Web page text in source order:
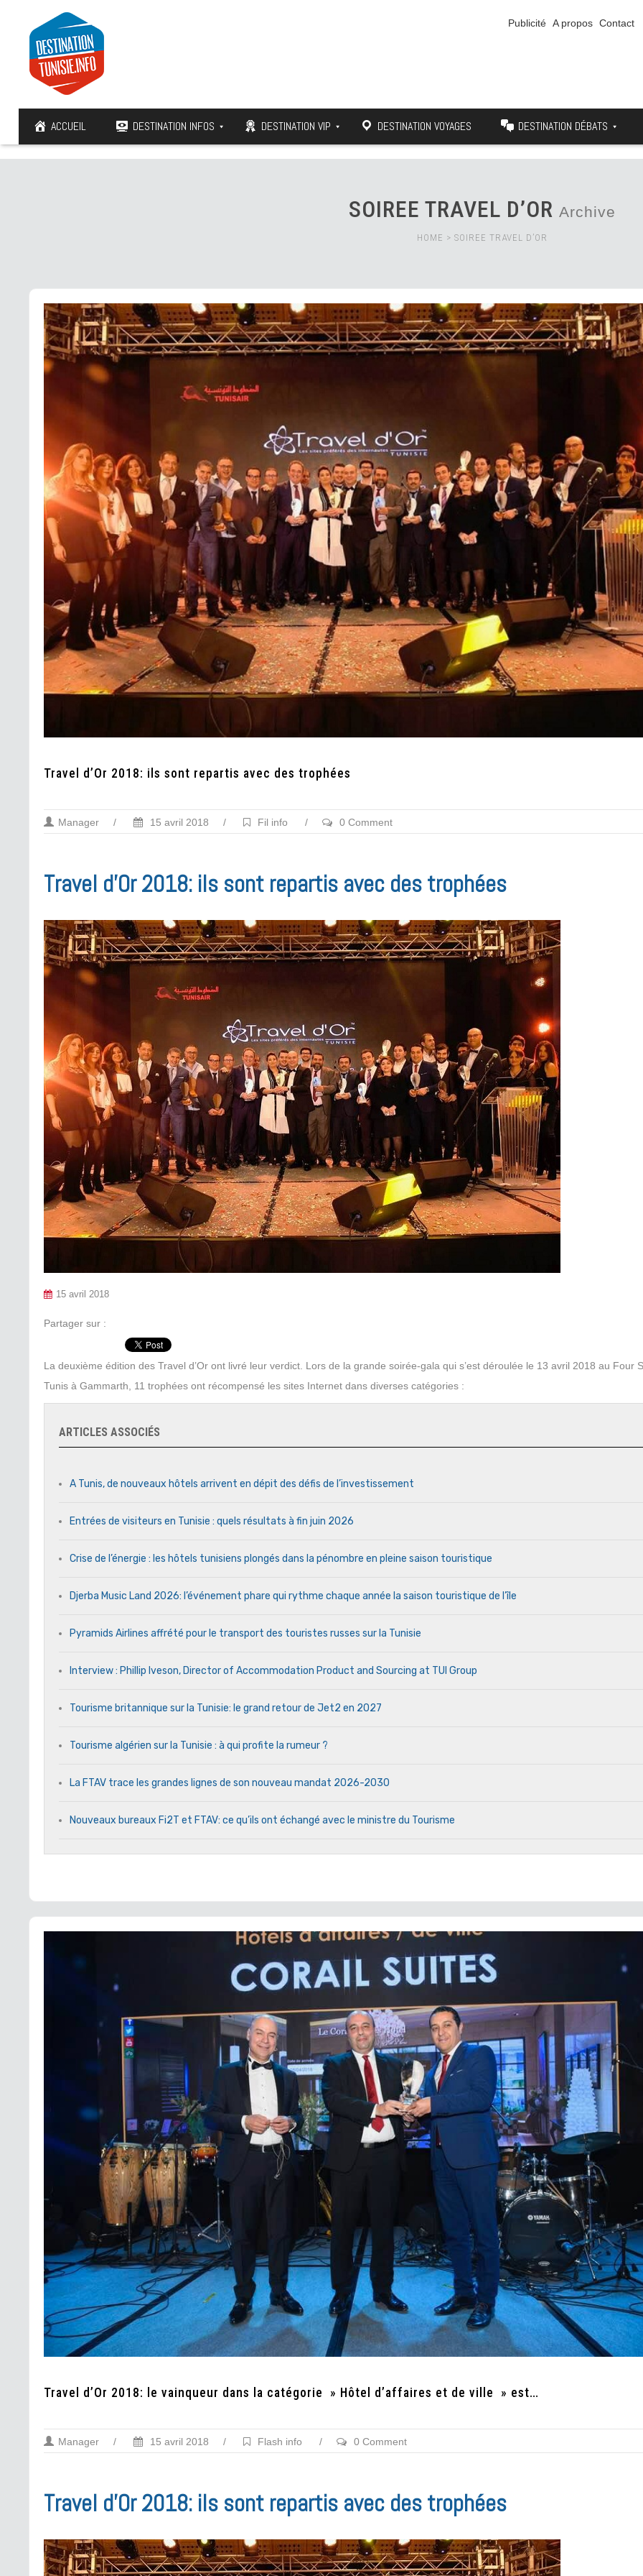
Publicité A propos Contact
ACCUEIL DESTINATION INFOS DESTINATION VIP DESTINATION VOYAGES DESTINATION DÉBATS
SOIREE TRAVEL D’OR Archive
HOME > SOIREE TRAVEL D’OR
Travel d’Or 2018: ils sont repartis avec des trophées
Manager / 15 avril 2018 / Fil info / 0 Comment
Travel d’Or 2018: ils sont repartis avec des trophées
15 avril 2018
Partager sur :
La deuxième édition des Travel d’Or ont livré leur verdict. Lors de la grande soirée-gala qui s’est déroulée le 13 avril 2018 au Four
Tunis à Gammarth, 11 trophées ont récompensé les sites Internet dans diverses catégories :
ARTICLES ASSOCIÉS
A Tunis, de nouveaux hôtels arrivent en dépit des défis de l’investissement
Entrées de visiteurs en Tunisie : quels résultats à fin juin 2026
Crise de l’énergie : les hôtels tunisiens plongés dans la pénombre en pleine saison touristique
Djerba Music Land 2026: l’événement phare qui rythme chaque année la saison touristique de l’île
Pyramids Airlines affrété pour le transport des touristes russes sur la Tunisie
Interview : Phillip Iveson, Director of Accommodation Product and Sourcing at TUI Group
Tourisme britannique sur la Tunisie: le grand retour de Jet2 en 2027
Tourisme algérien sur la Tunisie : à qui profite la rumeur ?
La FTAV trace les grandes lignes de son nouveau mandat 2026-2030
Nouveaux bureaux Fi2T et FTAV: ce qu’ils ont échangé avec le ministre du Tourisme
Travel d’Or 2018: le vainqueur dans la catégorie » Hôtel d’affaires et de ville » est…
Manager / 15 avril 2018 / Flash info / 0 Comment
Travel d’Or 2018: ils sont repartis avec des trophées